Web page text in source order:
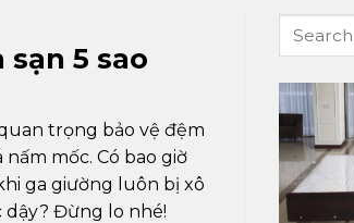
5 sao
trọng bảo vệ đệm
mốc. Có bao giờ
ga giường luôn bị xô
dậy? Đừng lo nhé!